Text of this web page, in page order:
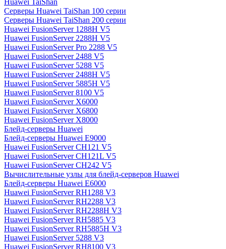
Huawei TaiShan
Серверы Huawei TaiShan 100 серии
Серверы Huawei TaiShan 200 серии
Huawei FusionServer 1288H V5
Huawei FusionServer 2288H V5
Huawei FusionServer Pro 2288 V5
Huawei FusionServer 2488 V5
Huawei FusionServer 5288 V5
Huawei FusionServer 2488H V5
Huawei FusionServer 5885H V5
Huawei FusionServer 8100 V5
Huawei FusionServer X6000
Huawei FusionServer X6800
Huawei FusionServer X8000
Блейд-серверы Huawei
Блейд-серверы Huawei E9000
Huawei FusionServer CH121 V5
Huawei FusionServer CH121L V5
Huawei FusionServer CH242 V5
Вычислительные узлы для блейд-серверов Huawei
Блейд-серверы Huawei E6000
Huawei FusionServer RH1288 V3
Huawei FusionServer RH2288 V3
Huawei FusionServer RH2288H V3
Huawei FusionServer RH5885 V3
Huawei FusionServer RH5885H V3
Huawei FusionServer 5288 V3
Huawei FusionServer RH8100 V3